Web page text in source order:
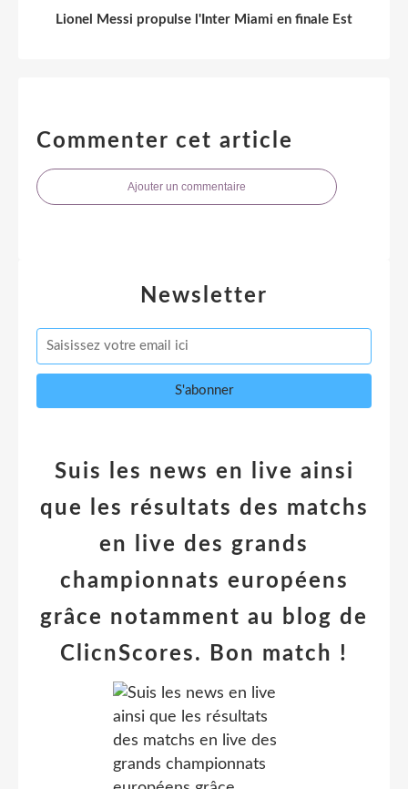
Lionel Messi propulse l'Inter Miami en finale Est
Commenter cet article
Ajouter un commentaire
Newsletter
Suis les news en live ainsi
que les résultats des matchs
en live des grands
championnats européens
grâce notamment au blog de
ClicnScores. Bon match !